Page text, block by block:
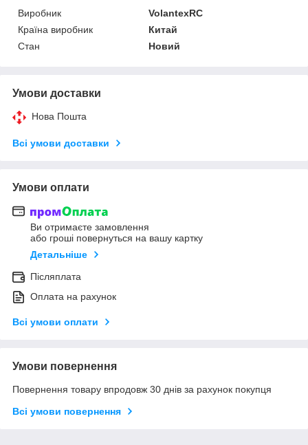
Виробник
VolantexRC
Країна виробник
Китай
Стан
Новий
Умови доставки
Нова Пошта
Всі умови доставки
Умови оплати
Ви отримаєте замовлення
або гроші повернуться на вашу картку
Детальніше
Післяплата
Оплата на рахунок
Всі умови оплати
Умови повернення
Повернення товару впродовж 30 днів за рахунок покупця
Всі умови повернення